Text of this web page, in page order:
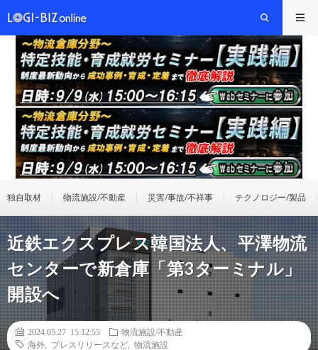
独自取材 物流施設/不動産 災害/事故/不祥事 テクノロジー/製品
近鉄エクスプレス韓国法人、平澤物流
センターで新倉庫「第3ターミナル」
開設へ
2024.05.27 15:12:55
物流施設/不動産
海外
プレスリリースなど 物流施設